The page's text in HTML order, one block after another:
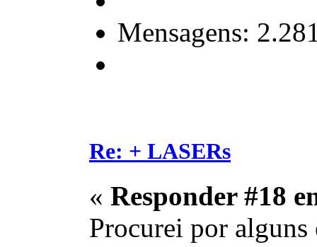
Mensagens:
Re: + LASERs
« Responder #18
Procurei por alguns